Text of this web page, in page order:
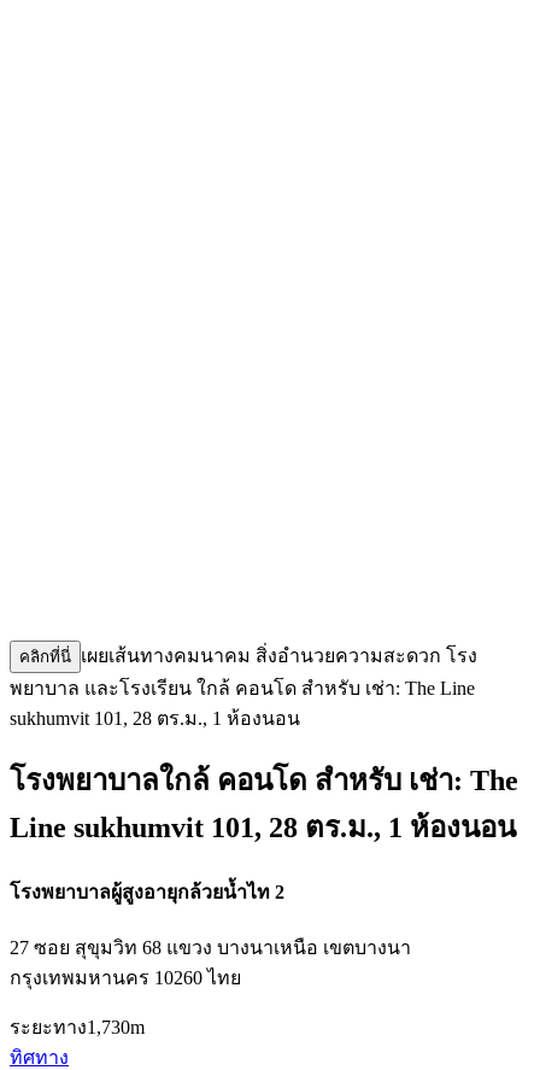
คลิกที่นี่ เผยเส้นทางคมนาคม สิ่งอำนวยความสะดวก โรง
พยาบาล และโรงเรียน ใกล้ คอนโด สำหรับ เช่า: The Line
sukhumvit 101, 28 ตร.ม., 1 ห้องนอน
โรงพยาบาลใกล้ คอนโด สำหรับ เช่า: The
Line sukhumvit 101, 28 ตร.ม., 1 ห้องนอน
โรงพยาบาลผู้สูงอายุกล้วยน้ำไท 2
27 ซอย สุขุมวิท 68 แขวง บางนาเหนือ เขตบางนา
กรุงเทพมหานคร 10260 ไทย
ระยะทาง1,730m
ทิศทาง